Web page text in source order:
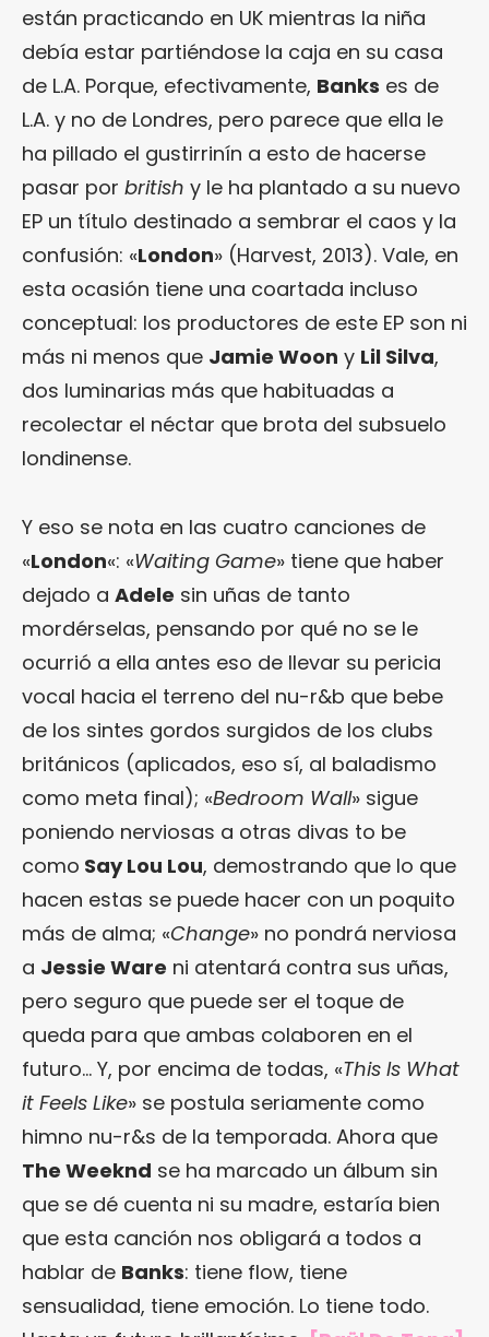
están practicando en UK mientras la niña
debía estar partiéndose la caja en su casa
de L.A. Porque, efectivamente, Banks es de
L.A. y no de Londres, pero parece que ella le
ha pillado el gustirrinín a esto de hacerse
pasar por british y le ha plantado a su nuevo
EP un título destinado a sembrar el caos y la
confusión: «London» (Harvest, 2013). Vale, en
esta ocasión tiene una coartada incluso
conceptual: los productores de este EP son ni
más ni menos que Jamie Woon y Lil Silva,
dos luminarias más que habituadas a
recolectar el néctar que brota del subsuelo
londinense.
Y eso se nota en las cuatro canciones de
«London«: «Waiting Game» tiene que haber
dejado a Adele sin uñas de tanto
mordérselas, pensando por qué no se le
ocurrió a ella antes eso de llevar su pericia
vocal hacia el terreno del nu-r&b que bebe
de los sintes gordos surgidos de los clubs
británicos (aplicados, eso sí, al baladismo
como meta final); «Bedroom Wall» sigue
poniendo nerviosas a otras divas to be
como Say Lou Lou, demostrando que lo que
hacen estas se puede hacer con un poquito
más de alma; «Change» no pondrá nerviosa
a Jessie Ware ni atentará contra sus uñas,
pero seguro que puede ser el toque de
queda para que ambas colaboren en el
futuro… Y, por encima de todas, «This Is What
it Feels Like» se postula seriamente como
himno nu-r&s de la temporada. Ahora que
The Weeknd se ha marcado un álbum sin
que se dé cuenta ni su madre, estaría bien
que esta canción nos obligará a todos a
hablar de Banks: tiene flow, tiene
sensualidad, tiene emoción. Lo tiene todo.